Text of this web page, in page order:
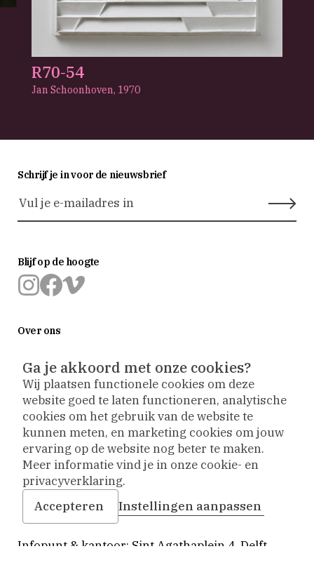
R70-54
Jan Schoonhoven, 1970
Over ons
De verbouwing
Steun het museum
Vriendenvereniging
Vacatures
Contact
Bezoekadres
Infopunt & kantoor: Sint Agathaplein 4 Delft
Schrijf je in voor de nieuwsbrief
Blijf op de hoogte
Delft
instagram
Delft
facebook
vimeo
Ga je akkoord met onze cookies?
Wij plaatsen functionele cookies om deze
website goed te laten functioneren, analytische
cookies om het gebruik van de website te
kunnen meten, en marketing cookies om jouw
ervaring op de website nog beter te maken.
Meer informatie vind je in onze cookie- en
privacyverklaring.
Accepteren
Instellingen aanpassen